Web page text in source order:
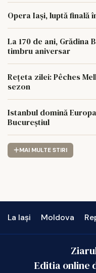
Opera Iași, luptă finală
La 170 de ani, Grădina
timbru aniversar
Rețeta zilei: Pêches
sezon
Istanbul domină
Bucureștiul
MAI MULTE STIRI
La Iași Moldova
Editia online